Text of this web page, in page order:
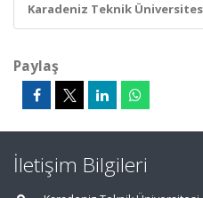
Karadeniz Teknik
Paylaş
İletişim Bilgileri